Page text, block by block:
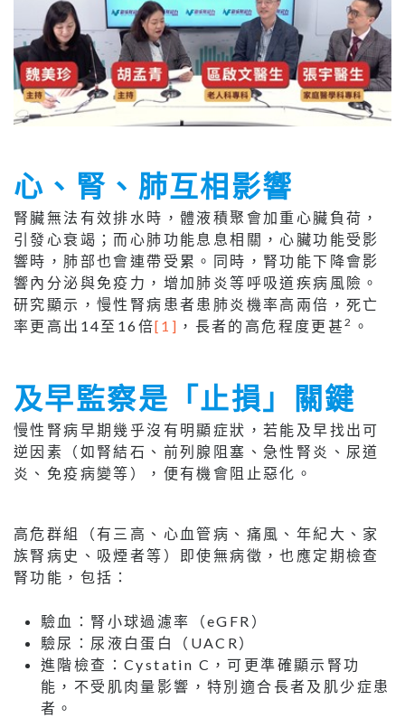
心、腎、肺互相影響
腎臟無法有效排水時，體液積聚會加重心臟負荷，
引發心衰竭；而心肺功能息息相關，心臟功能受影
響時，肺部也會連帶受累。同時，腎功能下降會影
響內分泌與免疫力，增加肺炎等呼吸道疾病風險。
研究顯示，慢性腎病患者患肺炎機率高兩倍，死亡
率更高出14至16倍[1] ，長者的高危程度更甚2 。
及早監察是「止損」關鍵
慢性腎病早期幾乎沒有明顯症狀，若能及早找出可
逆因素（如腎結石、前列腺阻塞、急性腎炎、尿道
炎、免疫病變等），便有機會阻止惡化。
高危群組（有三高、心血管病、痛風、年紀大、家
族腎病史、吸煙者等）即使無病徵，也應定期檢查
腎功能，包括：
驗血：腎小球過濾率（eGFR）
驗尿：尿液白蛋白（UACR）
進階檢查：Cystatin C，可更準確顯示腎功
能，不受肌肉量影響，特別適合長者及肌少症患
者。